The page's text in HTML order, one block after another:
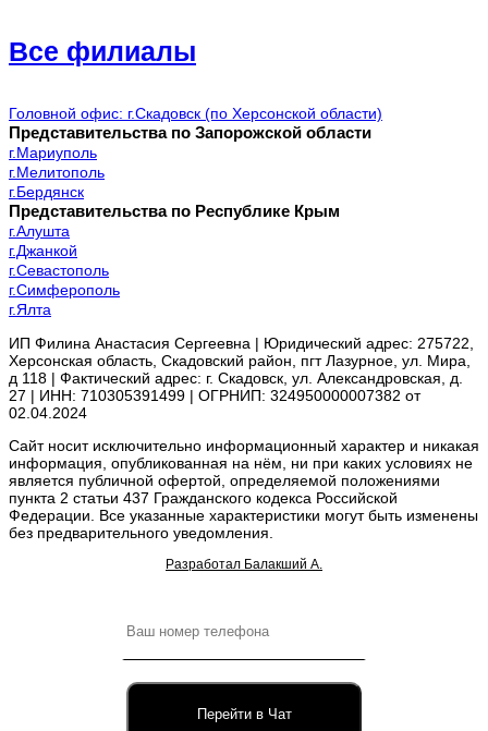
Все филиалы
Головной офис: г.Скадовск (по Херсонской области)
Представительства по Запорожской области
г.Мариуполь
г.Мелитополь
г.Бердянск
Представительства по Республике Крым
г.Алушта
г.Джанкой
г.Севастополь
г.Симферополь
г.Ялта
ИП Филина Анастасия Сергеевна | Юридический адрес: 275722,
Херсонская область, Скадовский район, пгт Лазурное, ул. Мира,
д 118 | Фактический адрес: г. Скадовск, ул. Александровская, д.
27 | ИНН: 710305391499 | ОГРНИП: 324950000007382 от
02.04.2024
Сайт носит исключительно информационный характер и никакая
информация, опубликованная на нём, ни при каких условиях не
является публичной офертой, определяемой положениями
пункта 2 статьи 437 Гражданского кодекса Российской
Федерации. Все указанные характеристики могут быть изменены
без предварительного уведомления.
Разработал Балакший А.
Перейти в Чат